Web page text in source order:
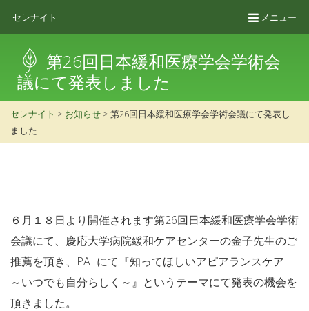
セレナイト メニュー
第26回日本緩和医療学会学術会
議にて発表しました
セレナイト > お知らせ > 第26回日本緩和医療学会学術会議にて発表し
ました
６月１８日より開催されます第26回日本緩和医療学会学術
会議にて、慶応大学病院緩和ケアセンターの金子先生のご
推薦を頂き、PALにて『知ってほしいアピアランスケア
～いつでも自分らしく～』というテーマにて発表の機会を
頂きました。